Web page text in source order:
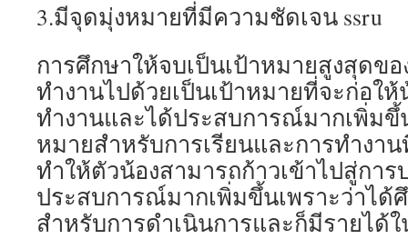
3.มีจุดมุ่งหมายที่มีความชัดเจน ssru
การศึกษาให้จบเป็นเป้าหมายสูงสุดขอ
ทำงานไปด้วยเป็นเป้าหมายที่จะก่อใ
ทำงานและได้ประสบการณ์มากเพิ่ม
หมายสำหรับการเรียนและการทำง
ทำให้ตัวน้องสามารถก้าวเข้าไปสู่กา
ประสบการณ์มากเพิ่มขึ้นเพราะว่าได้
สำหรับการดำเนินการและก็มีรายได้